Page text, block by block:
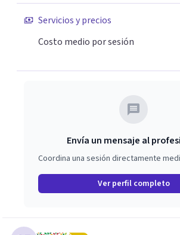
Servicios y precios
Costo medio por sesión
Envía un mensaje al
Coordina una sesión directamente
Ver perfil completo